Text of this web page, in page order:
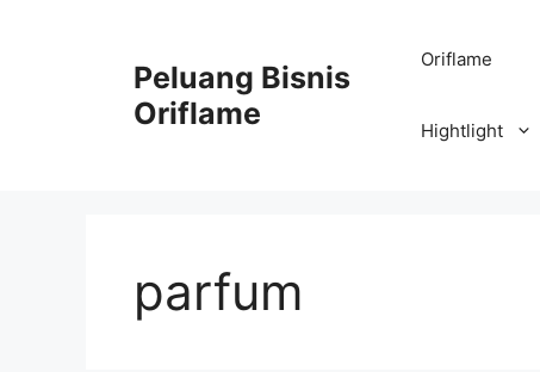
Peluang Bisnis
Oriflame
Oriflame
Hightlight
parfum